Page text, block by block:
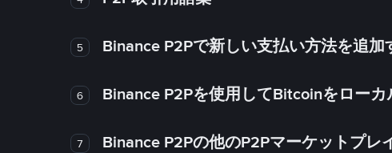
5 Binance P2Pで新しい支払い方法を追加
6 Binance P2Pを使用してBitcoinをロー
7 Binance P2Pの他のP2Pマーケットプレ